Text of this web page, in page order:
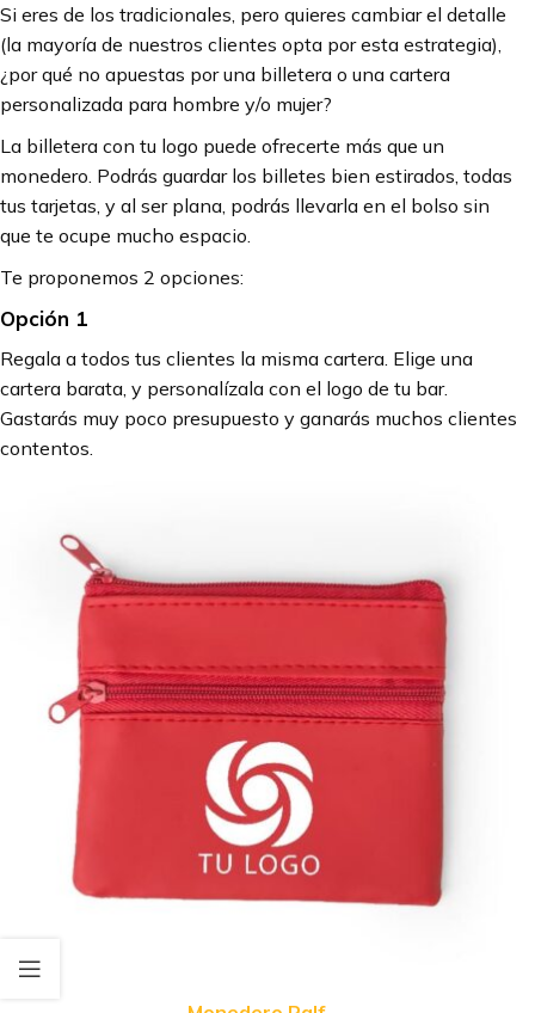
Si eres de los tradicionales, pero quieres cambiar el detalle
(la mayoría de nuestros clientes opta por esta estrategia),
¿por qué no apuestas por una billetera o una cartera
personalizada para hombre y/o mujer?
La billetera con tu logo puede ofrecerte más que un
monedero. Podrás guardar los billetes bien estirados, todas
tus tarjetas, y al ser plana, podrás llevarla en el bolso sin
que te ocupe mucho espacio.
Te proponemos 2 opciones:
Opción 1
Regala a todos tus clientes la misma cartera. Elige una
cartera barata, y personalízala con el logo de tu bar.
Gastarás muy poco presupuesto y ganarás muchos clientes
contentos.